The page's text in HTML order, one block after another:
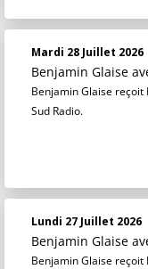
Mardi 28 Juillet 2026
Benjamin Glaise
Benjamin Glaise
Sud Radio.
Lundi 27 Juillet 2026
Benjamin Glaise
Benjamin Glaise reçoit